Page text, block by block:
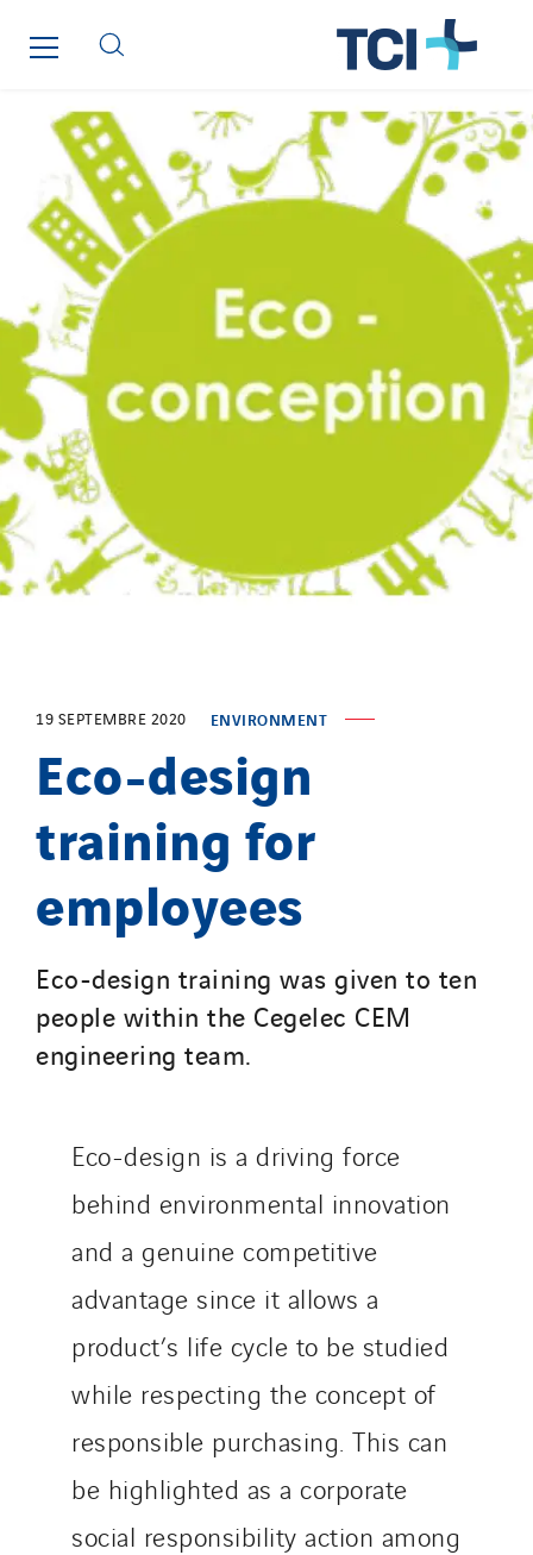
19 SEPTEMBRE 2020 ENVIRONMENT
Eco-design
training for
employees
Eco-design training was given to ten
people within the Cegelec CEM
engineering team.
Eco-design is a driving force
behind environmental innovation
and a genuine competitive
advantage since it allows a
product’s life cycle to be studied
while respecting the concept of
responsible purchasing. This can
be highlighted as a corporate
social responsibility action among
GTIE Armorique
GTIE Tertiaire
Guy Chatel
Hooyberghs
I.C.Entreprises
I.F.A.T
I2R
IDF Thermic
IFAT
Imhoff
Initiative Commune Connectée
Innovative City Pack
Inspa-Pumpenservice
ITB
Jean Graniou
Le Froid Provençal
Lee Sormea
Lefort Francheteau
Lesens EREA
Lesot
Lucitea Atlantique
Maksmacht
Manei Lift
Masselin Fabrication
Masselin Grand Ouest
Monnier Entreprises
NAE-France
Omexom Technikforum
Omnidec
Paumier Industrie
Paumier Marine
Paumier SA
Process Energy
Provelec Sud
Qivy